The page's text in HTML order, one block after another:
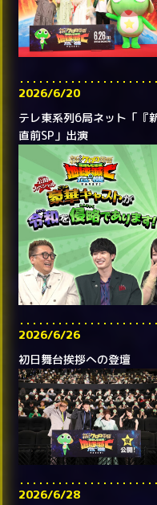
2026/6/20
テレ東系列6局ネット「『
直前SP」出演
2026/6/26
初日舞台挨拶への登壇
2026/6/28